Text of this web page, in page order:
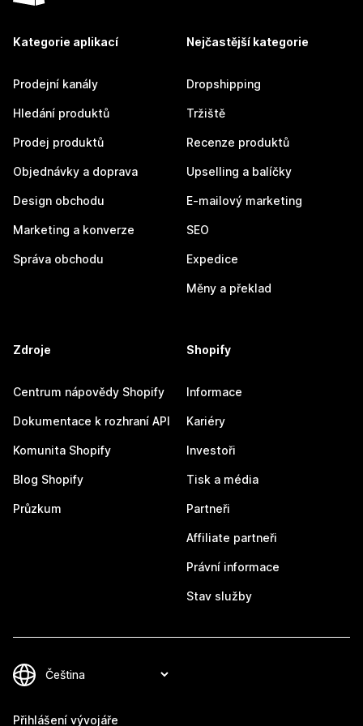
Kategorie aplikací
Prodejní kanály
Hledání produktů
Prodej produktů
Objednávky a doprava
Design obchodu
Marketing a konverze
Správa obchodu
Nejčastější kategorie
Dropshipping
Tržiště
Recenze produktů
Upselling a balíčky
E-mailový marketing
SEO
Expedice
Měny a překlad
Zdroje
Centrum nápovědy Shopify
Dokumentace k rozhraní API
Komunita Shopify
Blog Shopify
Průzkum
Shopify
Informace
Kariéry
Investoři
Tisk a média
Partneři
Affiliate partneři
Právní informace
Stav služby
Přihlášení vývojáře